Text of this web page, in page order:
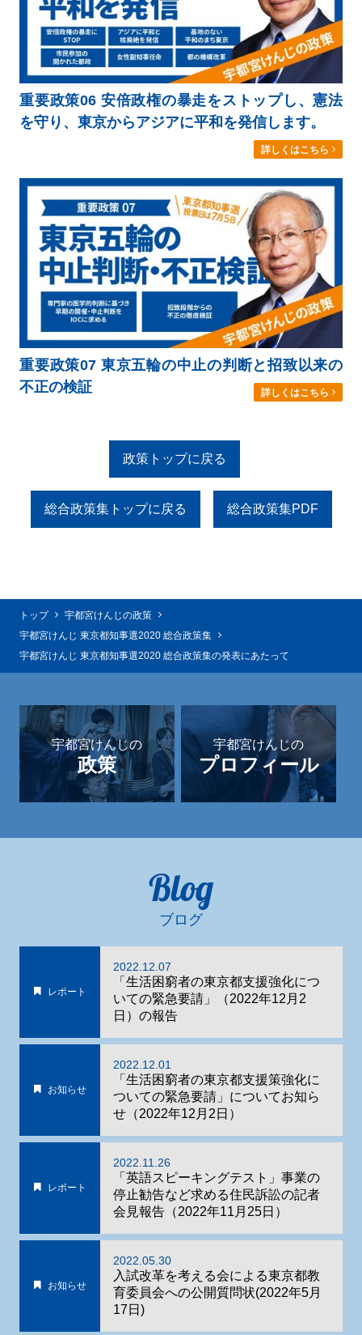
重要政策06 安倍政権の暴走をストップし、憲法
を守り、東京からアジアに平和を発信します。
詳しくはこちら
重要政策07 東京五輪の中止の判断と招致以来の
不正の検証
詳しくはこちら
政策トップに戻る
総合政策集トップに戻る 総合政策集PDF
トップ
宇都宮けんじの政策
宇都宮けんじ 東京都知事選2020 総合政策集
宇都宮けんじ 東京都知事選2020 総合政策集の発表にあたって
宇都宮けんじの
政策
宇都宮けんじの
プロフィール
Blog
ブログ
レポート
2022.12.07
「生活困窮者の東京都支援強化につ
いての緊急要請」（2022年12月2
日）の報告
お知らせ
2022.12.01
「生活困窮者の東京都支援策強化に
ついての緊急要請」についてお知ら
せ（2022年12月2日）
レポート
2022.11.26
「英語スピーキングテスト」事業の
停止勧告など求める住民訴訟の記者
会見報告（2022年11月25日）
お知らせ
2022.05.30
入試改革を考える会による東京都教
育委員会への公開質問状(2022年5月
17日)